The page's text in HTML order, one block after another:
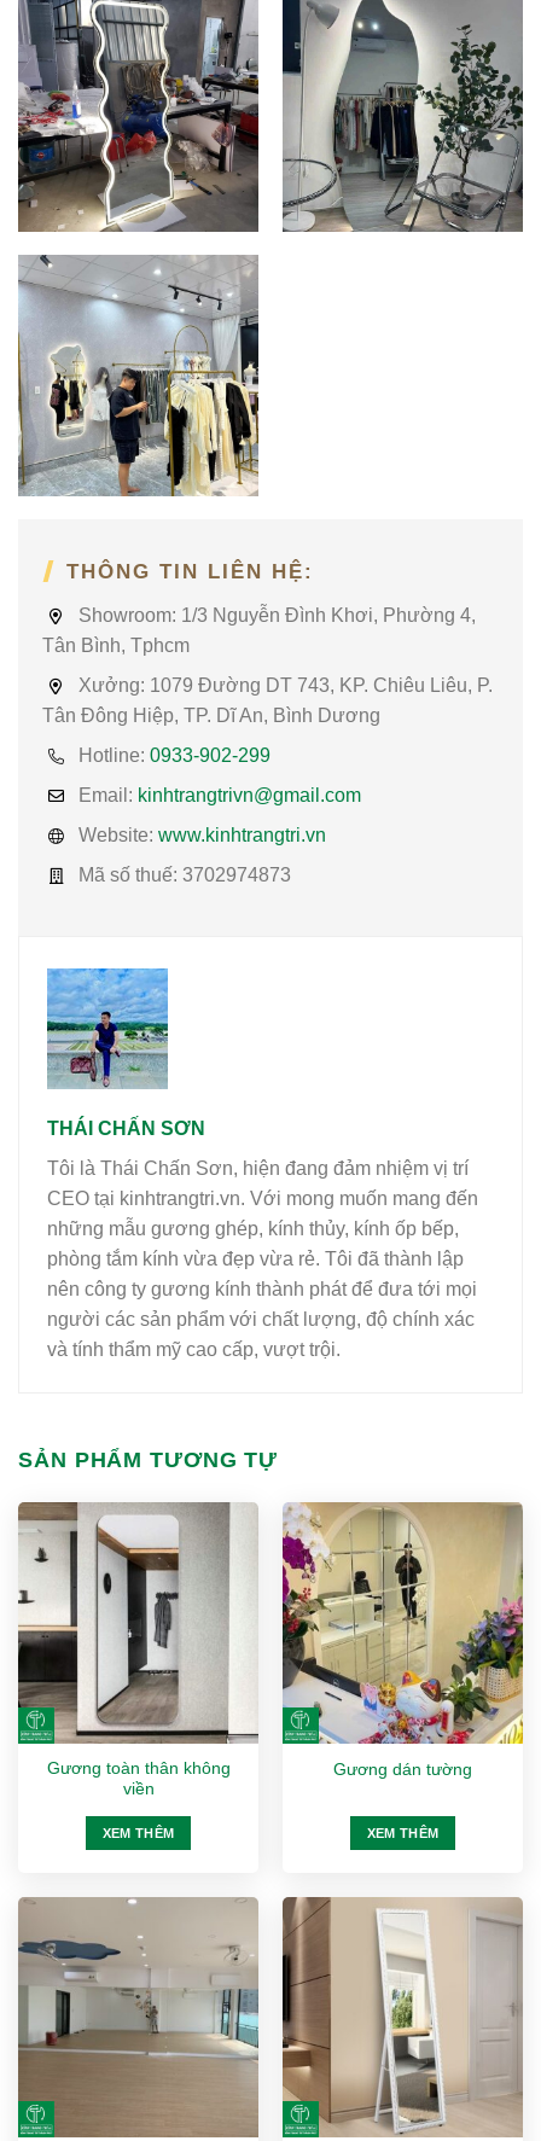
THÔNG TIN LIÊN HỆ:
Showroom: 1/3 Nguyễn Đình Khơi, Phường 4,
Tân Bình, Tphcm
Xưởng: 1079 Đường DT 743, KP. Chiêu Liêu, P.
Tân Đông Hiệp, TP. Dĩ An, Bình Dương
Hotline: 0933-902-299
Email: kinhtrangtrivn@gmail.com
Website: www.kinhtrangtri.vn
Mã số thuế: 3702974873
THÁI CHẤN SƠN
Tôi là Thái Chấn Sơn, hiện đang đảm nhiệm vị trí
CEO tại kinhtrangtri.vn. Với mong muốn mang đến
những mẫu gương ghép, kính thủy, kính ốp bếp,
phòng tắm kính vừa đẹp vừa rẻ. Tôi đã thành lập
nên công ty gương kính thành phát để đưa tới mọi
người các sản phẩm với chất lượng, độ chính xác
và tính thẩm mỹ cao cấp, vượt trội.
SẢN PHẨM TƯƠNG TỰ
Gương toàn thân không
viền
XEM THÊM
Gương dán tường
XEM THÊM